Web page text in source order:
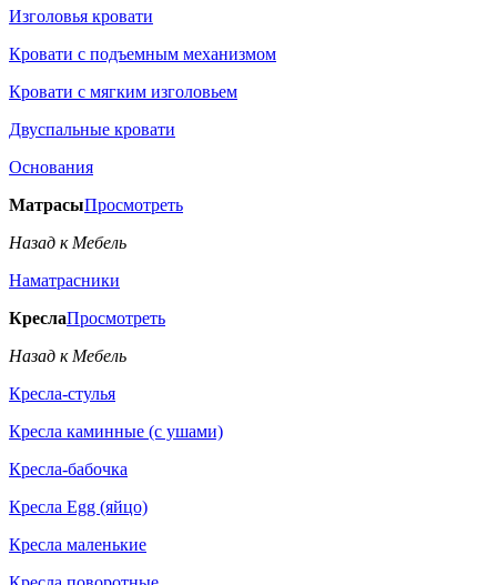
Изголовья кровати
Кровати с подъемным механизмом
Кровати с мягким изголовьем
Двуспальные кровати
Основания
МатрасыПросмотреть
Назад к Мебель
Наматрасники
КреслаПросмотреть
Назад к Мебель
Кресла-стулья
Кресла каминные (с ушами)
Кресла-бабочка
Кресла Egg (яйцо)
Кресла маленькие